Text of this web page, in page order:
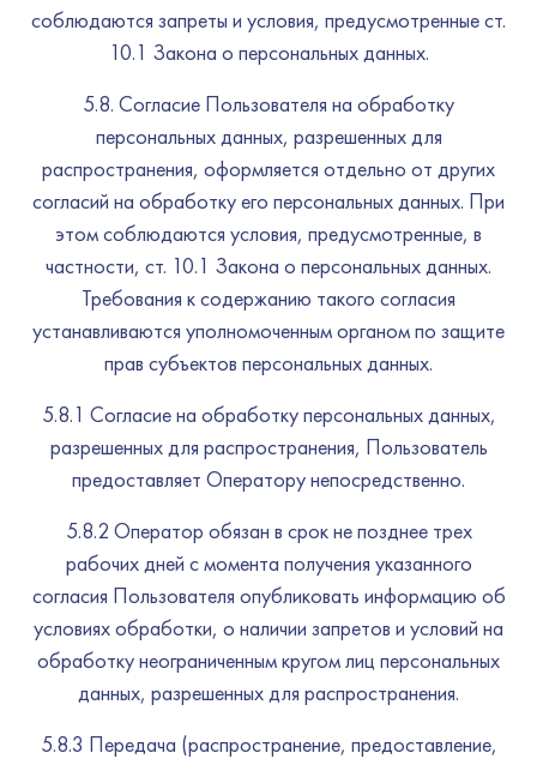
соблюдаются запреты и условия, предусмотренные ст.
10.1 Закона о персональных данных.
5.8. Согласие Пользователя на обработку
персональных данных, разрешенных для
распространения, оформляется отдельно от других
согласий на обработку его персональных данных. При
этом соблюдаются условия, предусмотренные, в
частности, ст. 10.1 Закона о персональных данных.
Требования к содержанию такого согласия
устанавливаются уполномоченным органом по защите
прав субъектов персональных данных.
5.8.1 Согласие на обработку персональных данных,
разрешенных для распространения, Пользователь
предоставляет Оператору непосредственно.
5.8.2 Оператор обязан в срок не позднее трех
рабочих дней с момента получения указанного
согласия Пользователя опубликовать информацию об
условиях обработки, о наличии запретов и условий на
обработку неограниченным кругом лиц персональных
данных, разрешенных для распространения.
5.8.3 Передача (распространение, предоставление,